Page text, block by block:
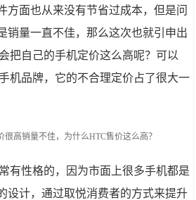
方面也从来没有节省过成本，但是问
销量一直不佳，那么这次也就引申出
把自己的手机定价这么高呢？可以
机品牌，它的不合理定价占了很大一
有性格的，因为市面上很多手机都是
设计，通过取悦消费者的方式来提升